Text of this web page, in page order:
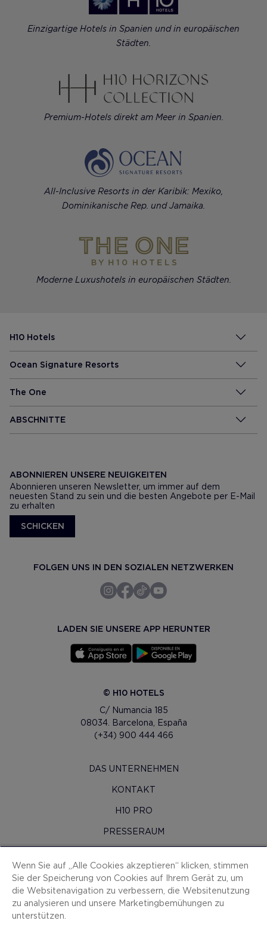
Einzigartige Hotels in Spanien und in europäischen
Städten.
Premium-Hotels direkt am Meer in Spanien.
All-Inclusive Resorts in der Karibik: Mexiko,
Dominikanische Rep. und Jamaika.
Moderne Luxushotels in europäischen Städten.
H10 Hotels
Ocean Signature Resorts
The One
ABSCHNITTE
ABONNIEREN UNSERE NEUIGKEITEN
Abonnieren unseren Newsletter, um immer auf dem
neuesten Stand zu sein und die besten Angebote per E-Mail
zu erhalten
SCHICKEN
FOLGEN UNS IN DEN SOZIALEN NETZWERKEN
LADEN SIE UNSERE APP HERUNTER
© H10 HOTELS
C/ Numancia 185
08034. Barcelona, España
(+34) 900 444 466
DAS UNTERNEHMEN
KONTAKT
H10 PRO
PRESSERAUM
VERTRAGSBEDINGUNGEN
COOKIES
DATENSCHUTZ-BESTIMMUNGEN
Wenn Sie auf „Alle Cookies akzeptieren“ klicken, stimmen
Sie der Speicherung von Cookies auf Ihrem Gerät zu, um
die Websitenavigation zu verbessern, die Websitenutzung
zu analysieren und unsere Marketingbemühungen zu
unterstützen.